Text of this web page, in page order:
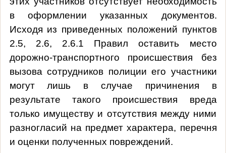
в оформлении указанных документов.
Исходя из приведенных положений пунктов
2.5, 2.6, 2.6.1 Правил оставить место
дорожно-транспортного происшествия без
вызова сотрудников полиции его участники
могут лишь в случае причинения в
результате такого происшествия вреда
только имуществу и отсутствия между ними
разногласий на предмет характера, перечня
и оценки полученных повреждений.